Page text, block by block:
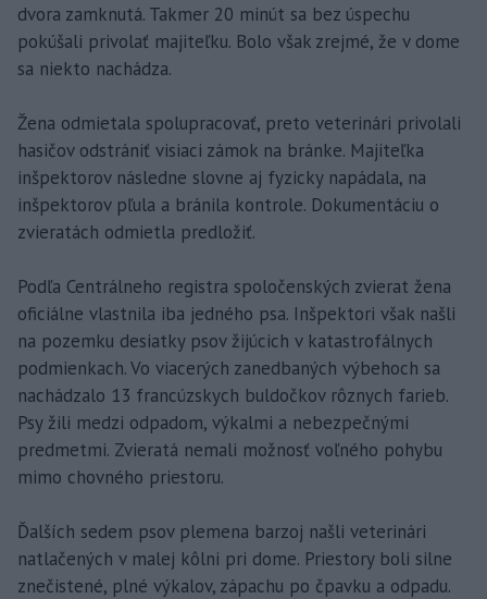
dvora zamknutá. Takmer 20 minút sa bez úspechu
pokúšali privolať majiteľku. Bolo však zrejmé, že v dome
sa niekto nachádza.
Žena odmietala spolupracovať, preto veterinári privolali
hasičov odstrániť visiaci zámok na bránke. Majiteľka
inšpektorov následne slovne aj fyzicky napádala, na
inšpektorov pľula a bránila kontrole. Dokumentáciu o
zvieratách odmietla predložiť.
Podľa Centrálneho registra spoločenských zvierat žena
oficiálne vlastnila iba jedného psa. Inšpektori však našli
na pozemku desiatky psov žijúcich v katastrofálnych
podmienkach. Vo viacerých zanedbaných výbehoch sa
nachádzalo 13 francúzskych buldočkov rôznych farieb.
Psy žili medzi odpadom, výkalmi a nebezpečnými
predmetmi. Zvieratá nemali možnosť voľného pohybu
mimo chovného priestoru.
Ďalších sedem psov plemena barzoj našli veterinári
natlačených v malej kôlni pri dome. Priestory boli silne
znečistené, plné výkalov, zápachu po čpavku a odpadu.